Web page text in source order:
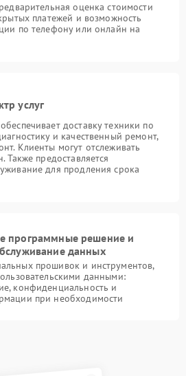
оценка стоимости
платежей и возможность
по телефону или онлайн на
услуг
доставку техники по
и качественный ремонт,
Клиенты могут отслеживать
Также предоставляется
для продления срока
программные решение и
данных
прошивок и инструментов,
данными:
конфиденциальность и
при необходимости